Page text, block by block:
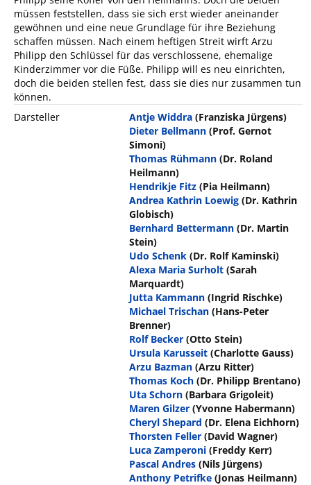
müssen feststellen, dass sie sich erst wieder aneinander
gewöhnen und eine neue Grundlage für ihre Beziehung
schaffen müssen. Nach einem heftigen Streit wirft Arzu
Philipp den Schlüssel für das verschlossene, ehemalige
Kinderzimmer vor die Füße. Philipp will es neu einrichten,
doch die beiden stellen fest, dass sie dies nur zusammen tun
können.
Darsteller
Antje Widdra (Franziska Jürgens)
Dieter Bellmann (Prof. Gernot
Simoni)
Thomas Rühmann (Dr. Roland
Heilmann)
Hendrikje Fitz (Pia Heilmann)
Andrea Kathrin Loewig (Dr. Kathrin
Globisch)
Bernhard Bettermann (Dr. Martin
Stein)
Udo Schenk (Dr. Rolf Kaminski)
Alexa Maria Surholt (Sarah
Marquardt)
Jutta Kammann (Ingrid Rischke)
Michael Trischan (Hans-Peter
Brenner)
Rolf Becker (Otto Stein)
Ursula Karusseit (Charlotte Gauss)
Arzu Bazman (Arzu Ritter)
Thomas Koch (Dr. Philipp Brentano)
Uta Schorn (Barbara Grigoleit)
Maren Gilzer (Yvonne Habermann)
Cheryl Shepard (Dr. Elena Eichhorn)
Thorsten Feller (David Wagner)
Luca Zamperoni (Freddy Kerr)
Pascal Andres (Nils Jürgens)
Anthony Petrifke (Jonas Heilmann)